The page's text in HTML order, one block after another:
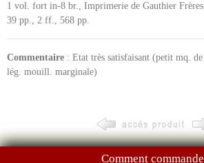
1 vol. fort in-8 br., Imprimerie de Gauthier
39 pp., 2 ff., 568 pp.
Commentaire : Etat très satisfaisant (petit mq.
lég. mouill. marginale)
Comment